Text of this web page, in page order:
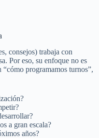
consejos) trabaja con
Por eso, su enfoque no es
“cómo programamos turnos”,
a gran escala?
años?